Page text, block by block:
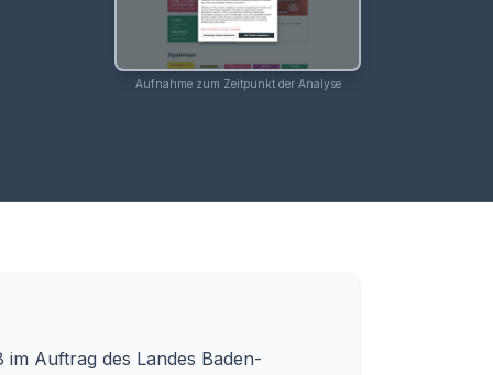
Aufnahme zum Zeitpunkt der Analyse
Auftrag des Landes Baden-